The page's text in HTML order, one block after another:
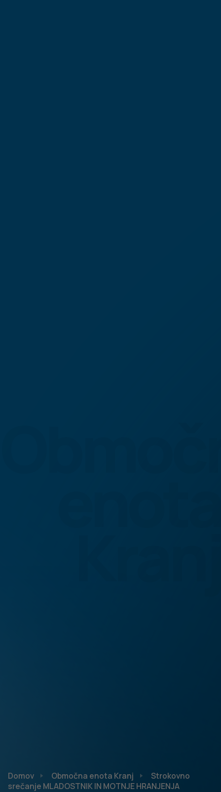
Domov Območna enota Kranj
Strokovno
srečanje MLADOSTNIK IN MOTNJE HRANJENJA